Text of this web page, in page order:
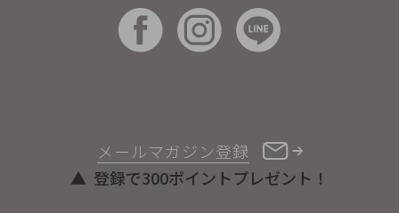
メールマガジン登録
登録で300ポイントプレゼント！